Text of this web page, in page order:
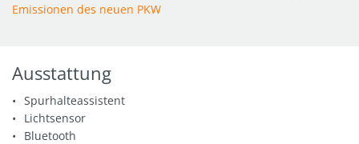
Emissionen des neuen PKW
Ausstattung
Spurhalteassistent
Lichtsensor
Bluetooth